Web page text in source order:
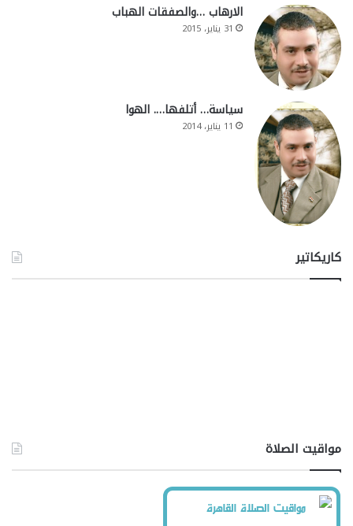
الارهاب …والصفقات الهباب
31 يناير، 2015
سياسة… أتلفها…. الهوا
11 يناير، 2014
كاريكاتير
مواقيت الصلاة